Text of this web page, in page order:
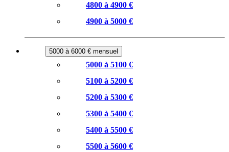
4800 à 4900 €
4900 à 5000 €
5000 à 6000 € mensuel
5000 à 5100 €
5100 à 5200 €
5200 à 5300 €
5300 à 5400 €
5400 à 5500 €
5500 à 5600 €